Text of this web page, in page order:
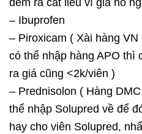
đem ra cắt liều vì giá nó
– Ibuprofen
– Piroxicam ( Xài hàng
có thể nhập hàng APO thì
ra giá cũng <2k/viên )
– Prednisolon ( Hàng
thể nhập Solupred về để
hay cho viên Solupred,